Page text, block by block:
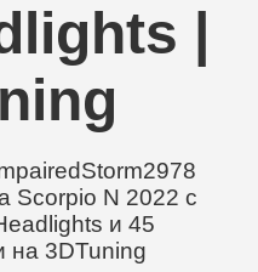
|
Scorpio N 2022 с
и 45
на 3DTuning